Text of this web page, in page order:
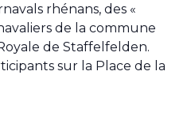
rhénans, des «
de la commune
de Staffelfelden.
sur la Place de la